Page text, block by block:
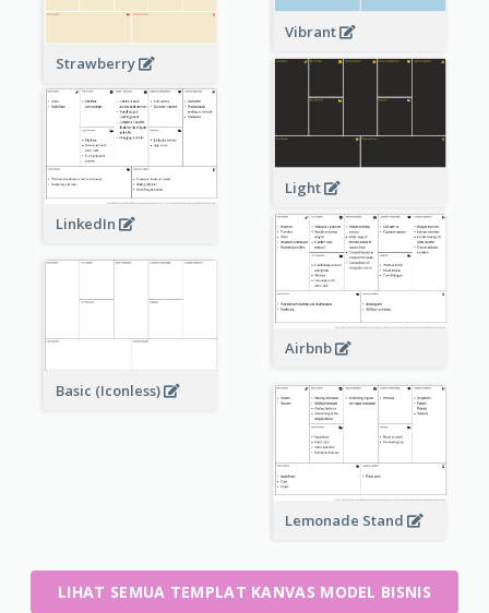
Vibrant
Strawberry
Light
LinkedIn
Airbnb
Basic (Iconless)
Lemonade Stand
LIHAT SEMUA TEMPLAT KANVAS MODEL BISNIS